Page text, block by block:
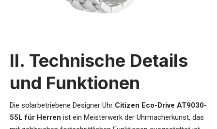
II. Technische Details
und Funktionen
Die solarbetriebene Designer Uhr Citizen Eco-Drive AT9030-
55L für Herren ist ein Meisterwerk der Uhrmacherkunst, das